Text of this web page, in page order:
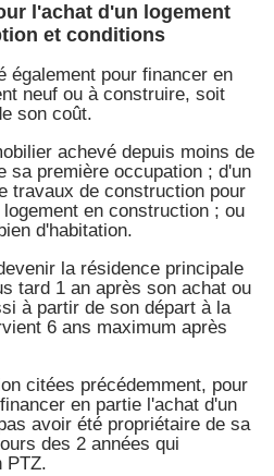
l'achat d'un logement
et conditions
également pour financer en
neuf ou à construire, soit
son coût.
achevé depuis moins de
sa première occupation ; d'un
travaux de construction pour
en construction ; ou
d'habitation.
la résidence principale
tard 1 an après son achat ou
à partir de son départ à la
6 ans maximum après
citées précédemment, pour
en partie l'achat d'un
avoir été propriétaire de sa
des 2 années qui
PTZ.